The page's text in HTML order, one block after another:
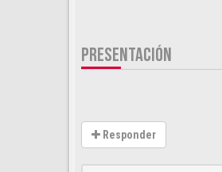
PRESENTACIÓN
Responder